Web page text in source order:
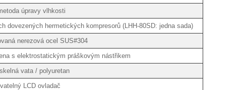
úpravy vlhkosti
dovezených hermetických kompresorů (LHH-80SD: jedna sada)
nerezová ocel SUS#304
s elektrostatickým práškovým nástřikem
vata / polyuretan
LCD ovladač